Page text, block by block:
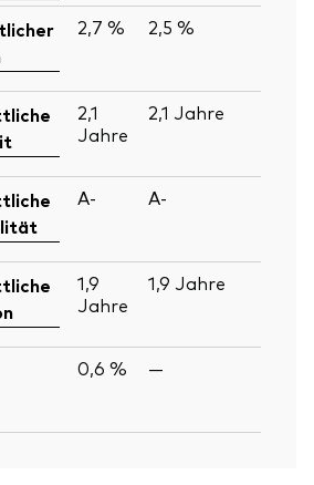
2,7 % 2,5 %
2,1
Jahre
2,1 Jahre
A- A-
1,9
Jahre
1,9 Jahre
0,6 % —